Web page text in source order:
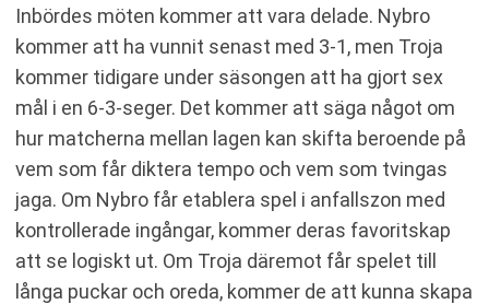
Inbördes möten kommer att vara delade. Nybro
kommer att ha vunnit senast med 3-1, men Troja
kommer tidigare under säsongen att ha gjort sex
mål i en 6-3-seger. Det kommer att säga något om
hur matcherna mellan lagen kan skifta beroende på
vem som får diktera tempo och vem som tvingas
jaga. Om Nybro får etablera spel i anfallszon med
kontrollerade ingångar, kommer deras favoritskap
att se logiskt ut. Om Troja däremot får spelet till
långa puckar och oreda, kommer de att kunna skapa